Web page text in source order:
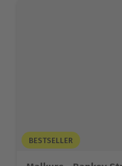
BESTSELLER